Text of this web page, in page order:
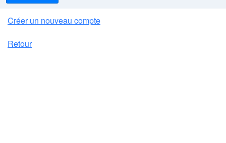
Créer un nouveau compte
Retour